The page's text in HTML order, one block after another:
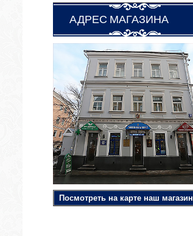
АДРЕС МАГАЗИНА
Посмотреть на карте наш магазин